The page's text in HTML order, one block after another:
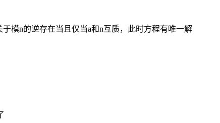
模n的逆存在当且仅当a和n互质，此时方程有唯一解